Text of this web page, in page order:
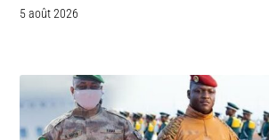
5 août 2026